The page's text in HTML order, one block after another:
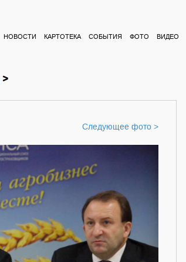
НОВОСТИ КАРТОТЕКА СОБЫТИЯ ФОТО ВИДЕО
>
Следующее фото >